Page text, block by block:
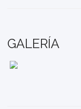
GALERÍA